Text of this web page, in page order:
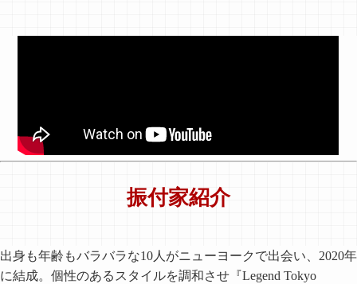
振付家紹介
出身も年齢もバラバラな10人がニューヨークで出会い、2020年
に結成。個性のあるスタイルを調和させ『Legend Tokyo